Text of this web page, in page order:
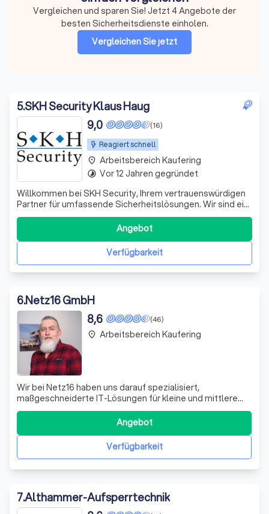
Vergleichen und sparen Sie! Jetzt 4 Angebote der
besten Sicherheitsdienste einholen.
Vergleichen Sie jetzt
5.SKH Security Klaus Haug
Reagiert schnell
(16)
9,0
Willkommen bei SKH Security, Ihrem vertrauenswürdigen
Partner für umfassende Sicherheitslösungen. Wir sind ein
dynamisches Team, das sich leidenschaftlich für den
Schutz von Menschen und Objekten einsetzt. Unsere
Dienstleistungen reichen von Objektschutz über
Revierdienste bis hin zu professionellen
Verfügbarkeit
Angebot
place Arbeitsbereich Kaufering
timelapse Vor 12 Jahren gegründet
6.Netz16 GmbH
(46)
8,6
Wir bei Netz16 haben uns darauf spezialisiert,
maßgeschneiderte IT-Lösungen für kleine und mittlere
Unternehmen zu entwickeln. Unsere SMB Solutions sind
nicht nur auf die spezifischen Bedürfnisse unserer Kunden
zugeschnitten, sondern bieten auch eine umfassende
Palette an Managed Services, die es Ih
Verfügbarkeit
Angebot
place Arbeitsbereich Kaufering
7.Althammer-Aufsperrtechnik